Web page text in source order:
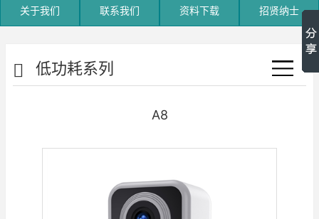
关于我们 联系我们 资料下载 招贤纳士
低功耗系列
A8